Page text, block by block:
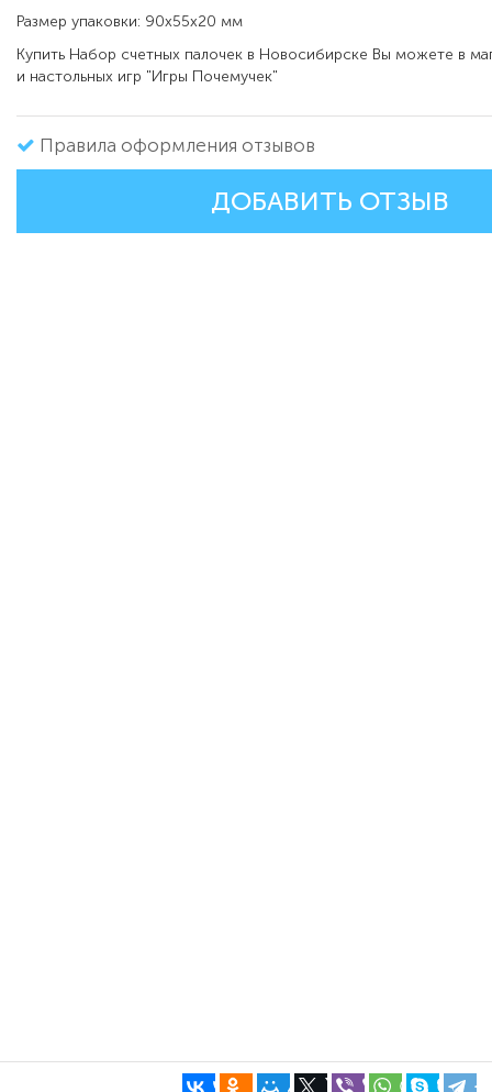
Размер упаковки: 90х55х20 мм
Купить Набор счетных палочек в Новосибирске Вы можете в
и настольных игр "Игры Почемучек"
Правила оформления отзывов
ДОБАВИТЬ ОТЗЫВ